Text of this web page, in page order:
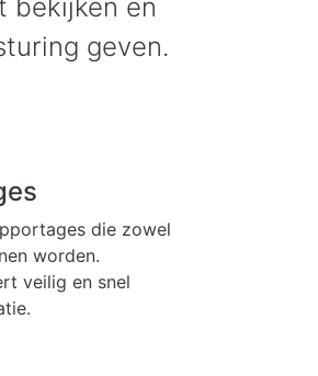
bekijken en
geven.
die zowel
worden.
veilig en snel